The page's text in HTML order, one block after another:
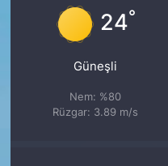
24°
Güneşli
Nem: %80
Rüzgar: 3.89 m/s